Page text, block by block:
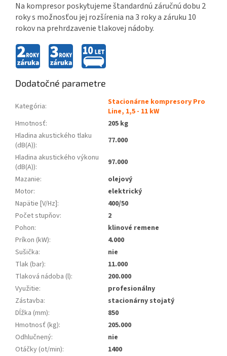
Na kompresor poskytujeme štandardnú záručnú dobu 2
roky s možnosťou jej rozšírenia na 3 roky a záruku 10
rokov na prehrdzavenie tlakovej nádoby.
Dodatočné parametre
Kategória:
Stacionárne kompresory Pro
Line, 1,5 - 11 kW
Hmotnosť:
205 kg
Hladina akustického tlaku
(dB(A)):
77.000
Hladina akustického výkonu
(dB(A)):
97.000
Mazanie:
olejový
Motor:
elektrický
Napätie [V/Hz]:
400/50
Počet stupňov:
2
Pohon:
klinové remene
Príkon (kW):
4.000
Sušička:
nie
Tlak (bar):
11.000
Tlaková nádoba (l):
200.000
Využitie:
profesionálny
Zástavba:
stacionárny stojatý
Dĺžka (mm):
850
Hmotnosť (kg):
205.000
Odhlučnený:
nie
Otáčky (ot/min):
1400